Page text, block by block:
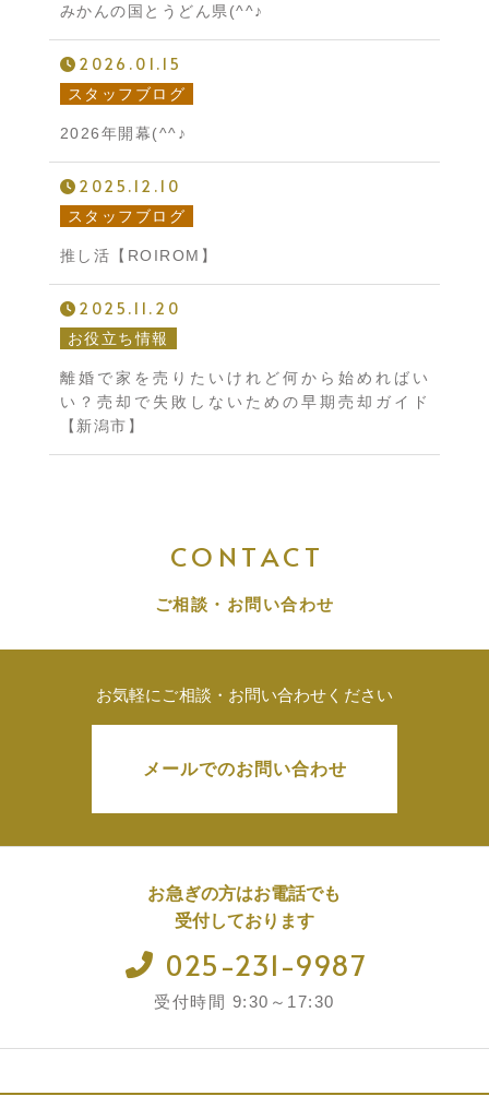
みかんの国とうどん県(^^♪
2026.01.15
スタッフブログ
2026年開幕(^^♪
2025.12.10
スタッフブログ
推し活【ROIROM】
2025.11.20
お役立ち情報
離婚で家を売りたいけれど何から始めればい
い？売却で失敗しないための早期売却ガイド
【新潟市】
CONTACT
ご相談・お問い合わせ
お気軽にご相談・お問い合わせください
メールでのお問い合わせ
お急ぎの方はお電話でも
受付しております
025-231-9987
受付時間 9:30～17:30